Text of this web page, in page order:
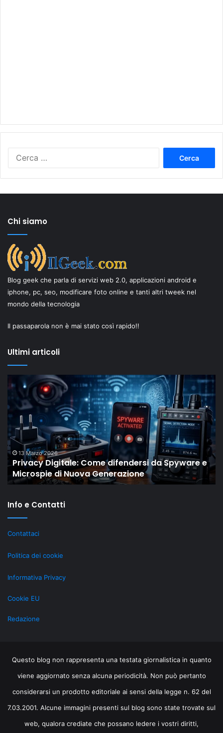
Chi siamo
Blog geek che parla di servizi web 2.0, applicazioni android e
iphone, pc, seo, modificare foto online e tanti altri tweek nel
mondo della tecnologia
Il passaparola non è mai stato così rapido!!
Ultimi articoli
Privacy
Digitale:
Come
difendersi
Spyware
e
Microspie
Nuova
Generazione
13 Marzo 2026
Privacy Digitale: Come difendersi da Spyware e
Microspie di Nuova Generazione
di
gli
Info e Contatti
Contattaci
Politica dei cookie
Informativa Privacy
Cookie EU
Redazione
Questo blog non rappresenta una testata giornalistica in quanto
viene aggiornato senza alcuna periodicità. Non può pertanto
considerarsi un prodotto editoriale ai sensi della legge n. 62 del
7.03.2001. Alcune immagini presenti sul blog sono state trovate sul
web, qualora crediate che possano ledere i vostri diritti,